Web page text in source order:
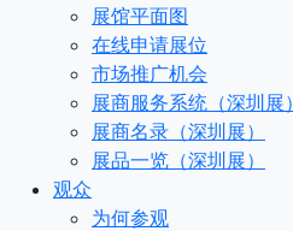
展馆平面图
在线申请展位
市场推广机会
展商服务系统（深圳展）
展商名录（深圳展）
展品一览（深圳展）
观众
为何参观